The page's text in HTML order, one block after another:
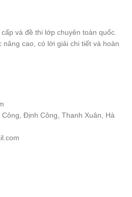
và đề thi lớp chuyên toàn quốc.
cao, có lời giải chi tiết và hoàn
Công, Định Công, Thanh Xuân, Hà